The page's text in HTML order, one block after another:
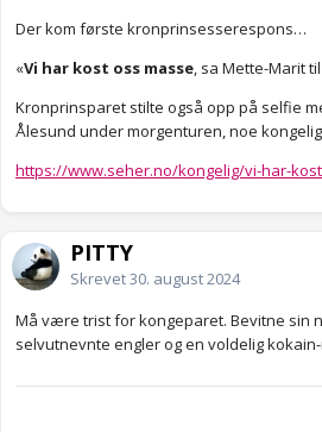
Der kom første kronprinsesserespons…
«Vi har kost oss masse, sa Mette-Marit til
Kronprinsparet stilte også opp på selfie
Ålesund under morgenturen, noe
https://www.seher.no/kongelig/vi-har-
PITTY
Skrevet30. august 2024
Må være trist for kongeparet. Bevitne sin
selvutnevnte engler og en voldelig